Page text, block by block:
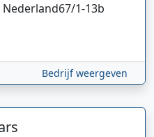
67/1-13b
Bedrijf weergeven